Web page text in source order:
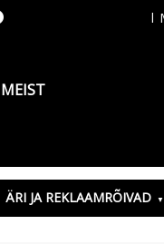
l
MEIST
ÄRI JA REKLAAMRÕIVAD